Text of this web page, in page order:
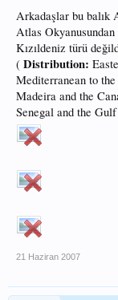
Arkadaşlar bu balık
Atlas
Kızıldeniz türü
( Distribution:
Mediterranean to
Madeira and the
Senegal and the
21 Haziran 2007